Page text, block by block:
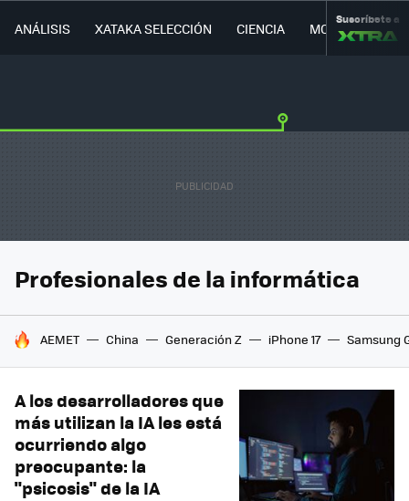
ANÁLISIS XATAKA SELECCIÓN CIENCIA MOVILIDAD
Suscríbete a
Profesionales de la informática
HOY SE HABLA DE
AEMET China Generación Z iPhone 17 Samsung
A los desarrolladores que
más utilizan la IA les está
ocurriendo algo
preocupante: la
"psicosis" de la IA